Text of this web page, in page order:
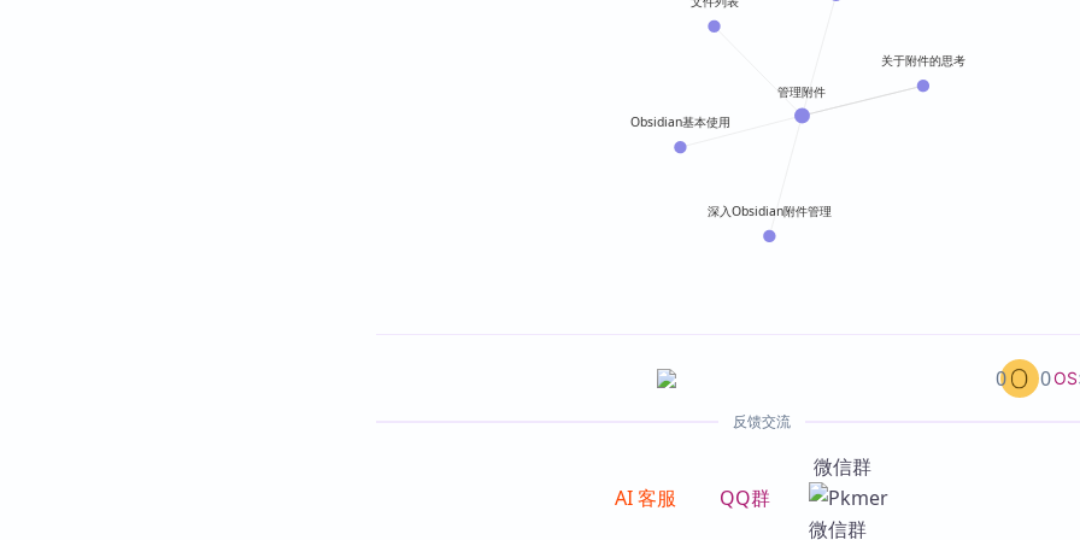
关于附件的思考
Obsidian基本使用
深入Obsidian附件管理
管理附件
OS
0 0
反馈交流
AI 客服 QQ群
微信群